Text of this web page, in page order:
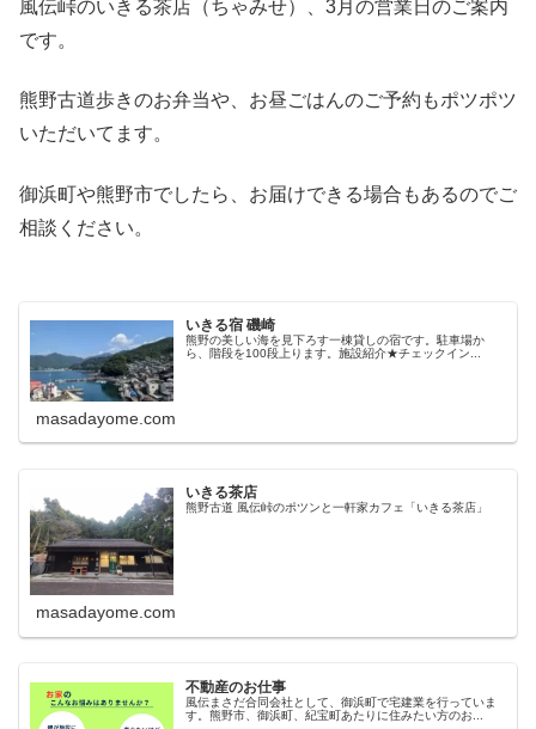
風伝峠のいきる茶店（ちゃみせ）、3月の営業日のご案内
です。
熊野古道歩きのお弁当や、お昼ごはんのご予約もポツポツ
いただいてます。
御浜町や熊野市でしたら、お届けできる場合もあるのでご
相談ください。
いきる宿 磯崎
熊野の美しい海を見下ろす一棟貸しの宿です。駐車場か
ら、階段を100段上ります。施設紹介★チェックイン...
masadayome.com
いきる茶店
熊野古道 風伝峠のポツンと一軒家カフェ「いきる茶店」
masadayome.com
不動産のお仕事
風伝まさだ合同会社として、御浜町で宅建業を行っていま
す。熊野市、御浜町、紀宝町あたりに住みたい方のお...